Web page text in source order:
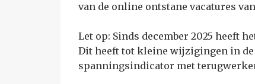
van de online ontstane vacatures
Let op: Sinds december 2025 heeft
Dit heeft tot kleine wijzigingen in
spanningsindicator met